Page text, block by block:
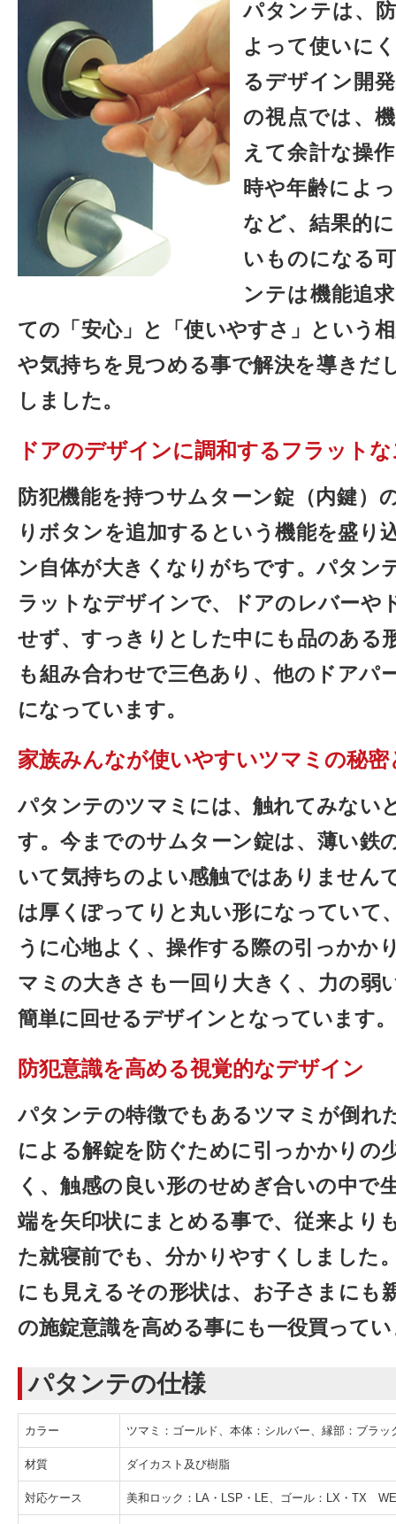
パタンテは、
よって使いに
るデザイン開
の視点では、
えて余計な操
時や年齢によ
など、結果的
いものになる
ンテは機能追
ての「安心」と「使いやすさ」という
や気持ちを見つめる事で解決を導きだ
しました。
ドアのデザインに調和するフラット
防犯機能を持つサムターン錠（内鍵）
りボタンを追加するという機能を盛り
ン自体が大きくなりがちです。パタン
ラットなデザインで、ドアのレバーや
せず、すっきりとした中にも品のある
も組み合わせで三色あり、他のドアパ
になっています。
家族みんなが使いやすいツマミの秘密
パタンテのツマミには、触れてみない
す。今までのサムターン錠は、薄い鉄
いて気持ちのよい感触ではありません
は厚くぽってりと丸い形になっていて
うに心地よく、操作する際の引っかか
マミの大きさも一回り大きく、力の弱
簡単に回せるデザインとなっています。
防犯意識を高める視覚的なデザイン
パタンテの特徴でもあるツマミが倒れ
による解錠を防ぐために引っかかりの
く、触感の良い形のせめぎ合いの中で
端を矢印状にまとめる事で、従来より
た就寝前でも、分かりやすくしました
にも見えるその形状は、お子さまにも
の施錠意識を高める事にも一役買って
パタンテの仕様
カラー ツマミ：ゴールド、本体：シルバー、縁部：ブラッ
材質 ダイカスト及び樹脂
対応ケース 美和ロック：LA・LSP・LE、ゴール：LX・TX